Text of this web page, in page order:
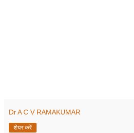
Dr A C V RAMAKUMAR
शेयर करें